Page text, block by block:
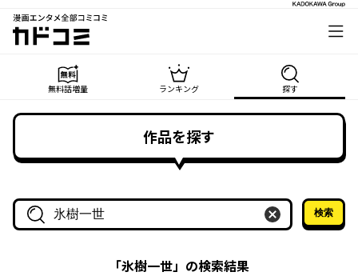
漫画エンタメ全部コミコミ
カドコミ
無料話増量 ランキング 探す
作品を探す
作品名・作家名で探す
検索
「氷樹一世」の検索結果